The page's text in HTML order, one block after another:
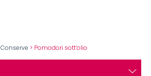
Conserve > Pomodori sott’olio